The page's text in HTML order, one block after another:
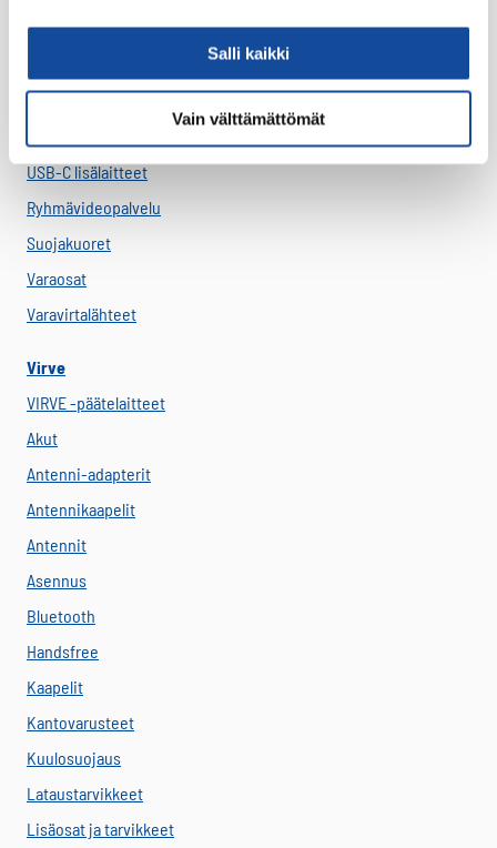
Salli kaikki
Vain välttämättömät
Lataustarvikkeet
LTE Reitittimet
USB-C lisälaitteet
Ryhmävideopalvelu
Suojakuoret
Varaosat
Varavirtalähteet
Virve
VIRVE -päätelaitteet
Akut
Antenni-adapterit
Antennikaapelit
Antennit
Asennus
Bluetooth
Handsfree
Kaapelit
Kantovarusteet
Kuulosuojaus
Lataustarvikkeet
Lisäosat ja tarvikkeet